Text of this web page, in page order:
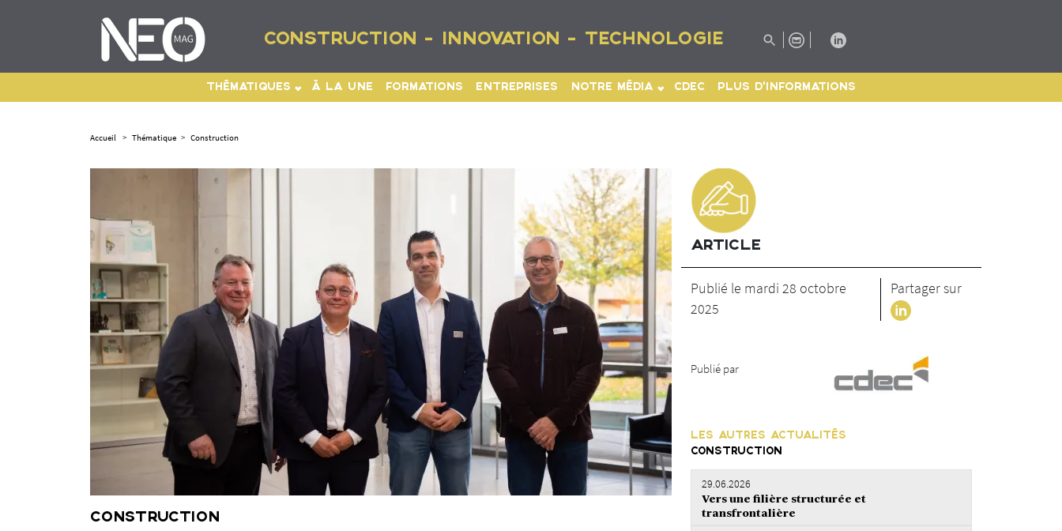
CONSTRUCTION - INNOVATION - TECHNOLOGIE
THÉMATIQUES À LA UNE FORMATIONS ENTREPRISES NOTRE MÉDIA CDEC PLUS D'INFORMATIONS
Accueil > Thématique > Construction
CONSTRUCTION
ARTICLE
Publié le mardi 28 octobre
2025
Partager sur
Publié par
LES AUTRES ACTUALITÉS
CONSTRUCTION
29.06.2026
Vers une filière structurée et
transfrontalière